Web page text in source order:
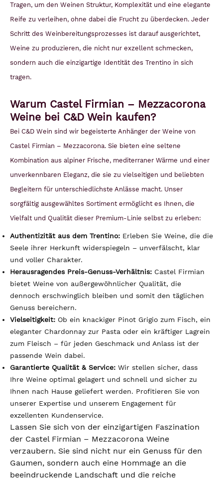
Tragen, um den Weinen Struktur, Komplexität und eine elegante
Reife zu verleihen, ohne dabei die Frucht zu überdecken. Jeder
Schritt des Weinbereitungsprozesses ist darauf ausgerichtet,
Weine zu produzieren, die nicht nur exzellent schmecken,
sondern auch die einzigartige Identität des Trentino in sich
tragen.
Warum Castel Firmian – Mezzacorona
Weine bei C&D Wein kaufen?
Bei C&D Wein sind wir begeisterte Anhänger der Weine von
Castel Firmian – Mezzacorona. Sie bieten eine seltene
Kombination aus alpiner Frische, mediterraner Wärme und einer
unverkennbaren Eleganz, die sie zu vielseitigen und beliebten
Begleitern für unterschiedlichste Anlässe macht. Unser
sorgfältig ausgewähltes Sortiment ermöglicht es Ihnen, die
Vielfalt und Qualität dieser Premium-Linie selbst zu erleben:
Authentizität aus dem Trentino: Erleben Sie Weine, die die
Seele ihrer Herkunft widerspiegeln – unverfälscht, klar
und voller Charakter.
Herausragendes Preis-Genuss-Verhältnis: Castel Firmian
bietet Weine von außergewöhnlicher Qualität, die
dennoch erschwinglich bleiben und somit den täglichen
Genuss bereichern.
Vielseitigkeit: Ob ein knackiger Pinot Grigio zum Fisch, ein
eleganter Chardonnay zur Pasta oder ein kräftiger Lagrein
zum Fleisch – für jeden Geschmack und Anlass ist der
passende Wein dabei.
Garantierte Qualität & Service: Wir stellen sicher, dass
Ihre Weine optimal gelagert und schnell und sicher zu
Ihnen nach Hause geliefert werden. Profitieren Sie von
unserer Expertise und unserem Engagement für
exzellenten Kundenservice.
Lassen Sie sich von der einzigartigen Faszination
der Castel Firmian – Mezzacorona Weine
verzaubern. Sie sind nicht nur ein Genuss für den
Gaumen, sondern auch eine Hommage an die
beeindruckende Landschaft und die reiche